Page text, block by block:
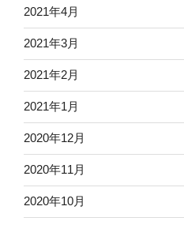
2021年4月
2021年3月
2021年2月
2021年1月
2020年12月
2020年11月
2020年10月